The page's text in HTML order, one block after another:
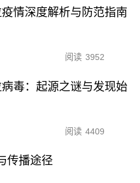
情深度解析与防范指南
阅读 3952
毒：起源之谜与发现始
阅读 4409
传播途径